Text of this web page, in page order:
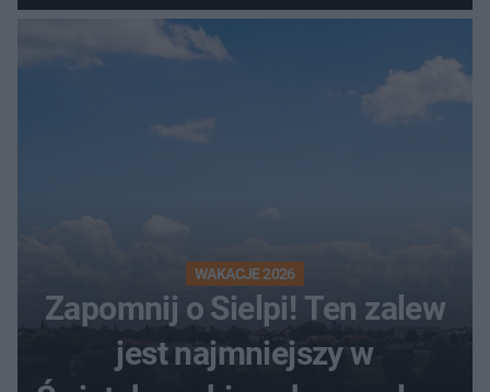
kombajnem
WAKACJE 2026
Zapomnij o Sielpi! Ten zalew
jest najmniejszy w